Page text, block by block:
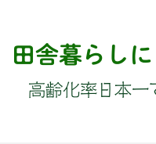
田舎暮らし
高齢化率日本一